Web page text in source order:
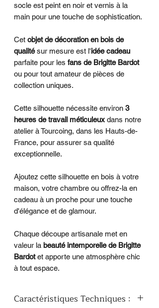
socle est peint en noir et vernis à la
main pour une touche de sophistication.
Cet objet de décoration en bois de
qualitésur mesure est l'idée cadeau
parfaite pour les fans de Brigitte Bardot
ou pour tout amateur de pièces de
collection uniques.
Cette silhouette nécessite environ 3
heures de travail méticuleux dans notre
atelier à Tourcoing, dans les Hauts-de-
France, pour assurer sa qualité
exceptionnelle.
Ajoutez cette silhouette en bois à votre
maison, votre chambre ou offrez-la en
cadeau à un proche pour une touche
d'élégance et de glamour.
Chaque découpe artisanale met en
valeur la beauté intemporelle de Brigitte
Bardotet apporte une atmosphère chic
à tout espace.
Caractéristiques Techniques :